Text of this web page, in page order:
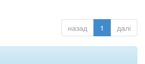
назад 1 далі